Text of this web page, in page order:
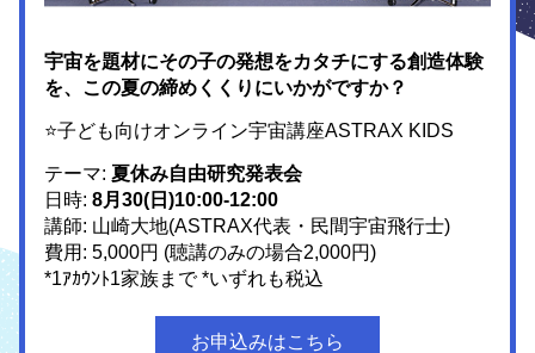
宇宙を題材にその子の発想をカタチにする創造体験
を、この夏の締めくくりにいかがですか？
⭐子ども向けオンライン宇宙講座ASTRAX KIDS
テーマ: 夏休み自由研究発表会
日時: 8月30(日)10:00-12:00
講師: 山崎大地(ASTRAX代表・民間宇宙飛行士)
費用: 5,000円 (聴講のみの場合2,000円)
*1ｱｶｳﾝﾄ1家族まで *いずれも税込
お申込みはこちら